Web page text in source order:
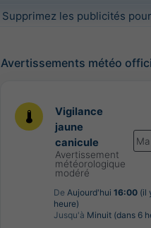
Supprimez les publicités
Avertissements météo
Vigilance
jaune
canicule
Avertissement
météorologique
modéré
De Aujourd'hui 16:00 (il
heure)
Jusqu'à Minuit (dans 6